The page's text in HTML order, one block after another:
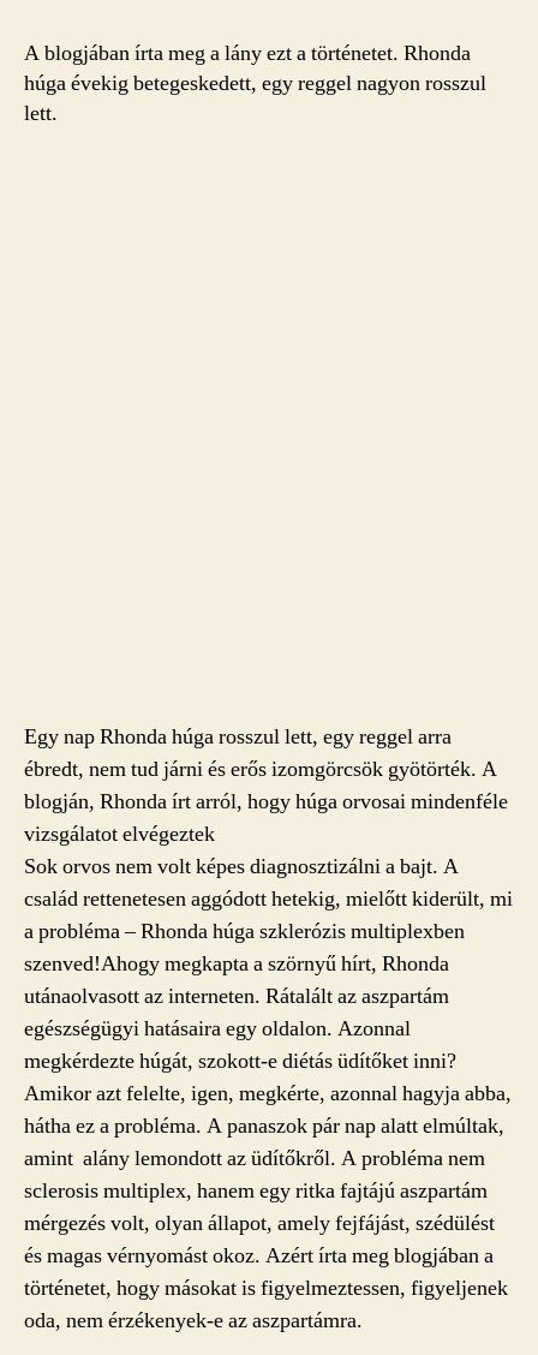
A blogjában írta meg a lány ezt a történetet. Rhonda
húga évekig betegeskedett, egy reggel nagyon rosszul
lett.
Egy nap Rhonda húga rosszul lett, egy reggel arra
ébredt, nem tud járni és erős izomgörcsök gyötörték. A
blogján, Rhonda írt arról, hogy húga orvosai mindenféle
vizsgálatot elvégeztek
Sok orvos nem volt képes diagnosztizálni a bajt. A
család rettenetesen aggódott hetekig, mielőtt kiderült, mi
a probléma – Rhonda húga szklerózis multiplexben
szenved!Ahogy megkapta a szörnyű hírt, Rhonda
utánaolvasott az interneten. Rátalált az aszpartám
egészségügyi hatásaira egy oldalon. Azonnal
megkérdezte húgát, szokott-e diétás üdítőket inni?
Amikor azt felelte, igen, megkérte, azonnal hagyja abba,
hátha ez a probléma. A panaszok pár nap alatt elmúltak,
amint alány lemondott az üdítőkről. A probléma nem
sclerosis multiplex, hanem egy ritka fajtájú aszpartám
mérgezés volt, olyan állapot, amely fejfájást, szédülést
és magas vérnyomást okoz. Azért írta meg blogjában a
történetet, hogy másokat is figyelmeztessen, figyeljenek
oda, nem érzékenyek-e az aszpartámra.